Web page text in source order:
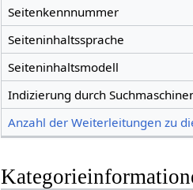
Seitenkennnummer
Seiteninhaltssprache
Seiteninhaltsmodell
Indizierung durch
Anzahl der Weiterleitungen zu